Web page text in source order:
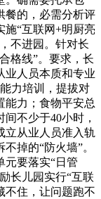
餐的，必需分析评
施“互联网+明厨亮
不进园。针对长
格线”。要求，长
业人员本质和专业
力培训，提拔对
能力；食物平安总
不少于40小时，
立从业人员准入轨
掉的“防火墙”。
元要落实“日管
长儿园实行“互联
不住，让问题跑不